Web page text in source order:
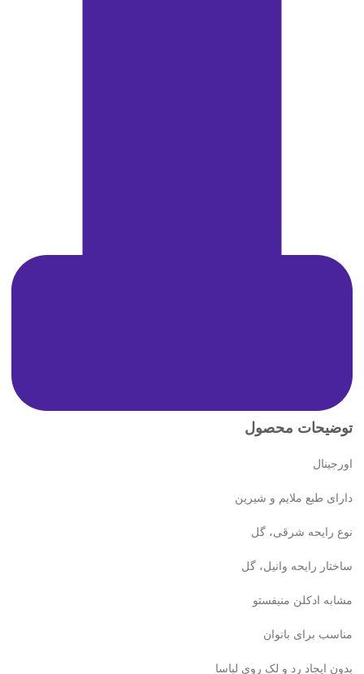
توضیحات محصول
اورجینال
دارای طبع ملایم و شیرین
نوع رایحه شرقی، گل
ساختار رایحه وانیل، گل
مشابه ادکلن منیفستو
مناسب برای بانوان
بدون ایجاد رد و لک روی لباسا